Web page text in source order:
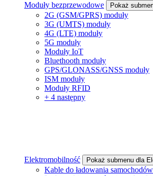
Moduły bezprzewodowe Pokaż
2G (GSM/GPRS) moduły
3G (UMTS) moduły
4G (LTE) moduły
5G moduły
Moduły IoT
Bluethooth moduły
GPS/GLONASS/GNSS moduły
ISM moduły
Moduły RFID
+ 4 następny
Elektromobilność Pokaż submenu dla
Kable do ładowania